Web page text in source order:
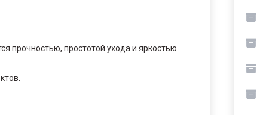
прочностью, простотой ухода и яркостью